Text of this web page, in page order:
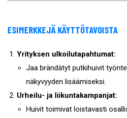
ESIMERKKEJÄ KÄYTTÖTAVOISTA
Yrityksen ulkoilutapahtumat:
Jaa brändätyt putkihuivit
näkyvyyden lisäämiseksi.
Urheilu- ja liikuntakampanjat:
Huivit toimivat loistavasti